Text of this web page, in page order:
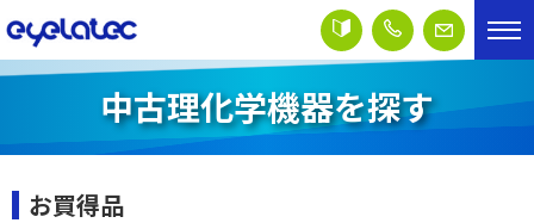
中古理化学機器を探す
お買得品